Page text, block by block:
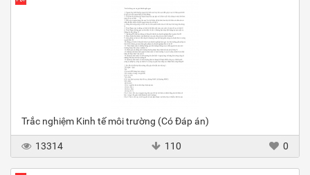
Trắc nghiệm Kinh tế môi trường (Có Đáp án)
13314 110 0